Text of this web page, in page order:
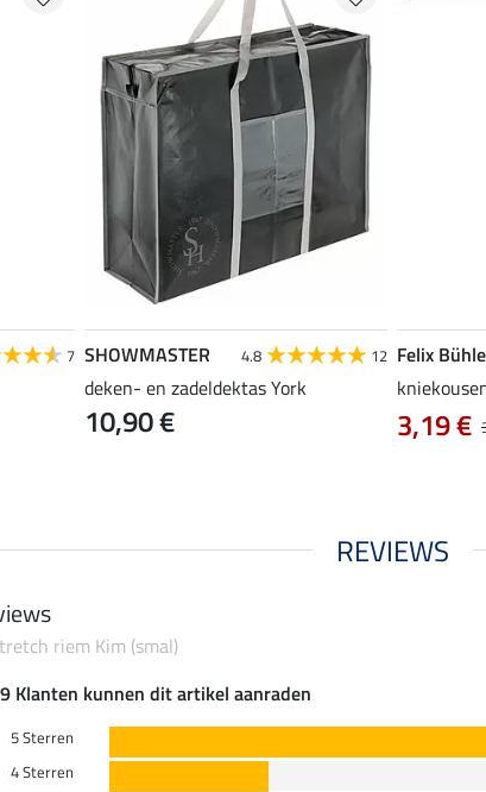
7 SHOWMASTER 4.8 12
deken- en zadeldektas York
10,90 €
Felix
3,19 €
REVIEWS
riem Kim (smal)
Klanten kunnen dit artikel aanraden
5 Sterren
4 Sterren